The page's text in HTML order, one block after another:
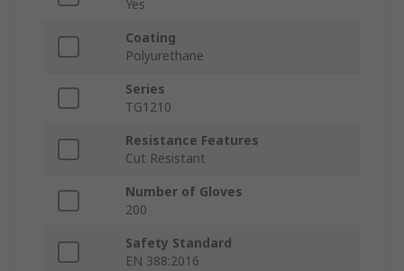
Yes
Coating
Polyurethane
Series
TG1210
Resistance Features
Cut Resistant
Number of Gloves
200
Safety Standard
EN 388:2016